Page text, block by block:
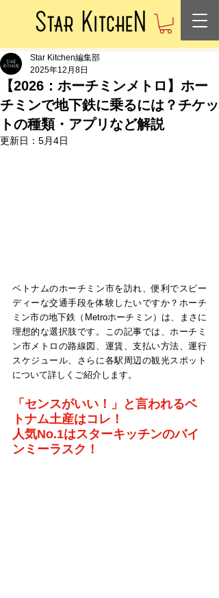
【2026：ホーチミンメトロ】ホー
チミンで地下鉄に乗るには？チケッ
トの種類・アプリなど解説
Star Kitchen編集部
2025年12月8日
更新日： 5月4日
ベトナムのホーチミン市を訪れ、便利でスピー
ディーな交通手段を体験したいですか？ホーチ
ミン市の地下鉄（Metroホーチミン）は、まさに
理想的な選択肢です。この記事では、ホーチミ
ン市メトロの路線図、運賃、支払い方法、運行
スケジュール、さらに各駅周辺の観光スポット
について詳しくご紹介します。
「センスがいい！」と言われるベ
トナム土産はコレ！
人気No.1はスターキッチンのバイ
ンミーラスク！